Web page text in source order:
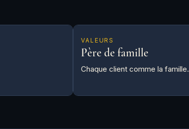
VALEURS
Père de famille
Chaque client comme la famille.